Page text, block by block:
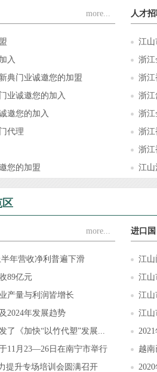
more...
入
典门业诚邀您的加盟
业诚邀您的加入
邀您的加入
代理
您的加盟
人才
江山
浙江
浙江
浙江
浙江
浙江
浙江
江山
区
more...
年营收净利普遍下滑
89亿元
产量与利润皆增长
2024年发展趋势
了《加快“以竹代塑”发展...
11月23—26日在南宁市举行
提升专场培训会圆满召开
进口
江山
江山
江山
江山
越